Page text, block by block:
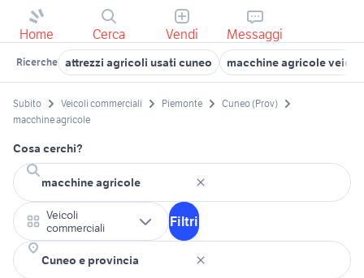
Home Cerca Vendi Messaggi
Ricerche attrezzi agricoli usati cuneo macchine agricole
Subito Veicoli commerciali Piemonte
Cuneo (Prov)
macchine agricole
Cosa cerchi?
Veicoli
commerciali
Filtri